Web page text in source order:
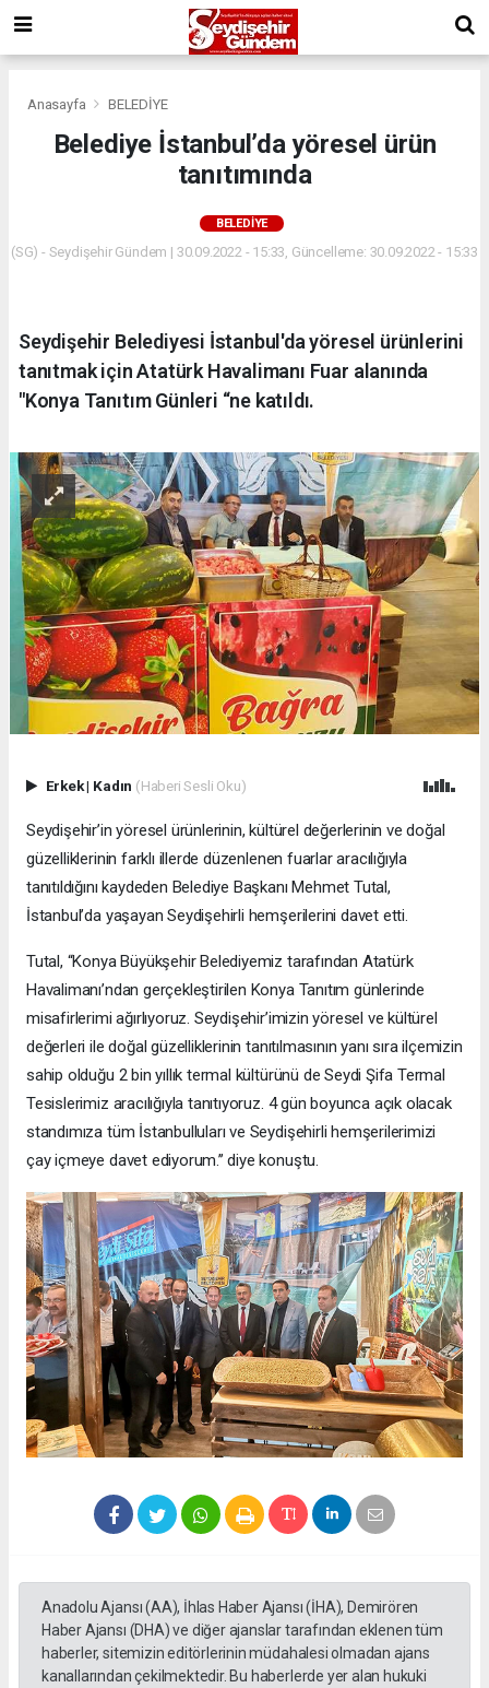
Anasayfa BELEDİYE
Belediye İstanbul’da yöresel ürün
tanıtımında
BELEDİYE
(SG) - Seydişehir Gündem | 30.09.2022 - 15:33, Güncelleme: 30.09.2022 - 15:33
Seydişehir Belediyesi İstanbul'da yöresel ürünlerini
tanıtmak için Atatürk Havalimanı Fuar alanında
"Konya Tanıtım Günleri “ne katıldı.
Erkek| Kadın (Haberi Sesli Oku)
Seydişehir’in yöresel ürünlerinin, kültürel değerlerinin ve doğal
güzelliklerinin farklı illerde düzenlenen fuarlar aracılığıyla
tanıtıldığını kaydeden Belediye Başkanı Mehmet Tutal,
İstanbul’da yaşayan Seydişehirli hemşerilerini davet etti.
Tutal, “Konya Büyükşehir Belediyemiz tarafından Atatürk
Havalimanı’ndan gerçekleştirilen Konya Tanıtım günlerinde
misafirlerimi ağırlıyoruz. Seydişehir’imizin yöresel ve kültürel
değerleri ile doğal güzelliklerinin tanıtılmasının yanı sıra ilçemizin
sahip olduğu 2 bin yıllık termal kültürünü de Seydi Şifa Termal
Tesislerimiz aracılığıyla tanıtıyoruz. 4 gün boyunca açık olacak
standımıza tüm İstanbulluları ve Seydişehirli hemşerilerimizi
çay içmeye davet ediyorum.’’ diye konuştu.
Anadolu Ajansı (AA), İhlas Haber Ajansı (İHA), Demirören
Haber Ajansı (DHA) ve diğer ajanslar tarafından eklenen tüm
haberler, sitemizin editörlerinin müdahalesi olmadan ajans
kanallarından çekilmektedir. Bu haberlerde yer alan hukuki